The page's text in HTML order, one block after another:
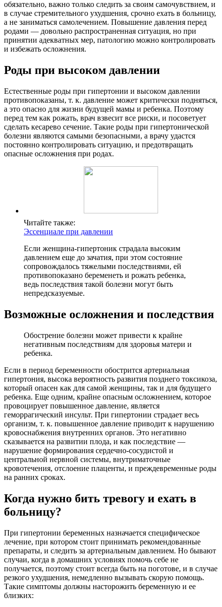
обязательно, важно только следить за своим самочувствием, и
в случае стремительного ухудшения, срочно ехать в больницу,
а не заниматься самолечением. Повышение давления перед
родами — довольно распространенная ситуация, но при
принятии адекватных мер, патологию можно контролировать
и избежать осложнения.
Роды при высоком давлении
Естественные роды при гипертонии и высоком давлении
противопоказаны, т. к. давление может критически подняться,
а это опасно для жизни будущей мамы и ребенка. Поэтому
перед тем как рожать, врач взвесит все риски, и посоветует
сделать кесарево сечение. Такие роды при гипертонической
болезни являются самыми безопасными, а врачу удастся
постоянно контролировать ситуацию, и предотвращать
опасные осложнения при родах.
Читайте также:
Эссенциале при давлении
Если женщина-гипертоник страдала высоким
давлением еще до зачатия, при этом состояние
сопровождалось тяжелыми последствиями, ей
противопоказано беременеть и рожать ребенка,
ведь последствия такой болезни могут быть
непредсказуемые.
Возможные осложнения и последствия
Обострение болезни может привести к крайне
негативным последствиям для здоровья матери и
ребенка.
Если в период беременности обострится артериальная
гипертония, высока вероятность развития позднего токсикоза,
который опасен как для самой женщины, так и для будущего
ребенка. Еще одним, крайне опасным осложнением, которое
провоцирует повышенное давление, является
геморрагический инсульт. При гипертонии страдает весь
организм, т. к. повышенное давление приводит к нарушению
кровоснабжения внутренних органов. Это негативно
сказывается на развитии плода, и как последствие —
нарушение формирования сердечно-сосудистой и
центральной нервной системы, внутриматочные
кровотечения, отслоение плаценты, и преждевременные роды
на ранних сроках.
Когда нужно бить тревогу и ехать в
больницу?
При гипертонии беременных назначается специфическое
лечение, при котором стоит принимать рекомендованные
препараты, и следить за артериальным давлением. Но бывают
случаи, когда в домашних условиях помочь себе не
получается, поэтому стоит всегда быть на поготове, и в случае
резкого ухудшения, немедленно вызывать скорую помощь.
Такие симптомы должны насторожить беременную и ее
близких: